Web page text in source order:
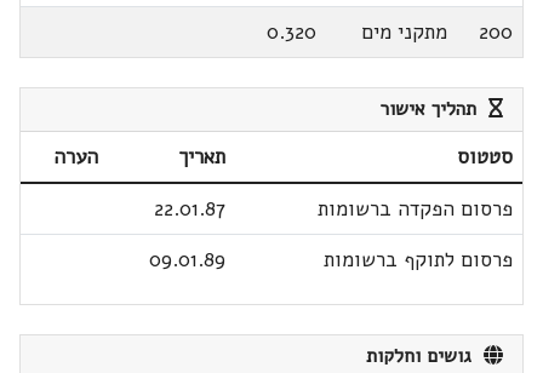
200 מתקני מים 0.320
תהליך אישור
סטטוס תאריך
הערה
פרסום הפקדה ברשומות
22.01.87
פרסום לתוקף ברשומות
09.01.89
גושים וחלקות